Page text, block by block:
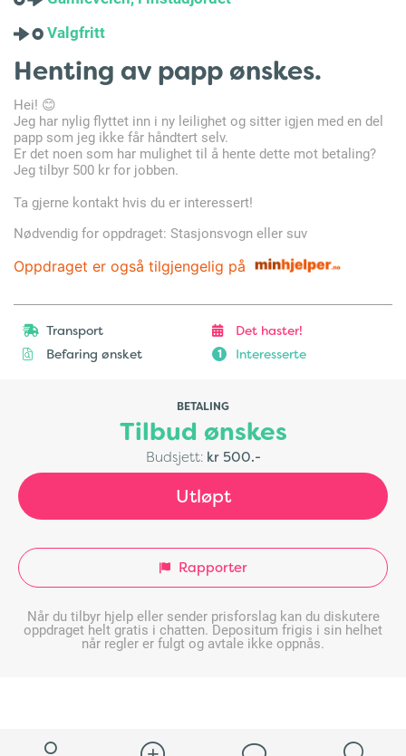
Valgfritt
Henting av papp ønskes.
Hei! 😊
Jeg har nylig flyttet inn i ny leilighet og sitter igjen med en del
papp som jeg ikke får håndtert selv.
Er det noen som har mulighet til å hente dette mot betaling?
Jeg tilbyr 500 kr for jobben.
Ta gjerne kontakt hvis du er interessert!
Nødvendig for oppdraget: Stasjonsvogn eller suv
Oppdraget er også tilgjengelig på
Transport
Det haster!
Befaring ønsket
1 Interesserte
BETALING
Tilbud ønskes
Budsjett: kr 500.-
Utløpt
Rapporter
Når du tilbyr hjelp eller sender prisforslag kan du diskutere
oppdraget helt gratis i chatten. Depositum frigis i sin helhet
når regler er fulgt og avtale ikke oppnås.